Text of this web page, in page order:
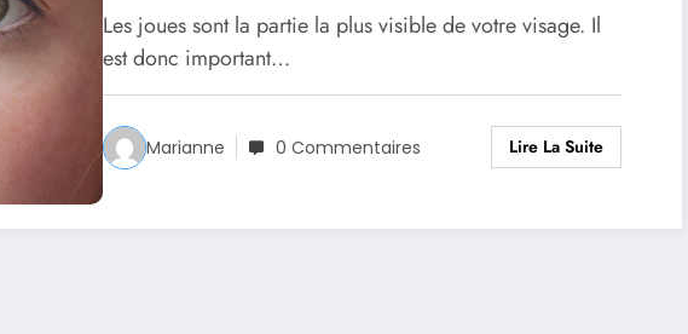
Les joues sont la partie la plus visible de votre visage. Il
est donc important…
Marianne 0 Commentaires Lire La Suite